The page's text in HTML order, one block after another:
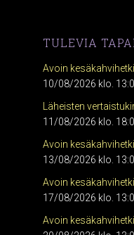
TULEVIA
Avoin
10/08/2026 klo.
Läheisten
11/08/2026 klo.
Avoin
13/08/2026 klo.
Avoin
17/08/2026 klo.
Avoin